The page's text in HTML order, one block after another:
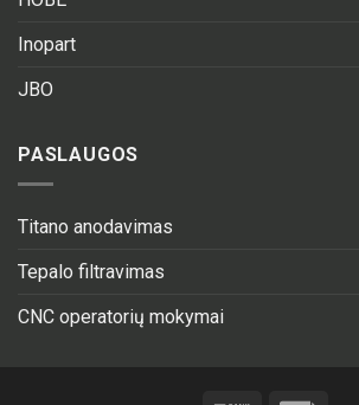
Inopart
JBO
PASLAUGOS
Titano anodavimas
Tepalo filtravimas
CNC operatorių mokymai